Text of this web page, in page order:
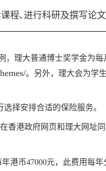
程､ 进行科研及撰写论文
，理大普通博士奖学金为每
。另外，理大会为学
择安排合适的保险服务。
在香港政府网页和理大网址
港币47000元，此费用每年